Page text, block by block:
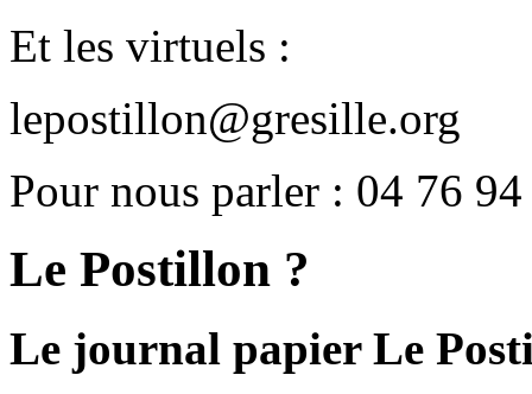
Et les virtuels :
lepostillon@gresille.org
Pour nous parler : 04 76
Le Postillon ?
Le journal papier Le